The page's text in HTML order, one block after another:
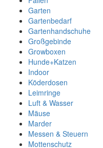
Garten
Gartenbedarf
Gartenhandschuhe
Großgebinde
Growboxen
Hunde+Katzen
Indoor
Köderdosen
Leimringe
Luft & Wasser
Mäuse
Marder
Messen & Steuern
Mottenschutz